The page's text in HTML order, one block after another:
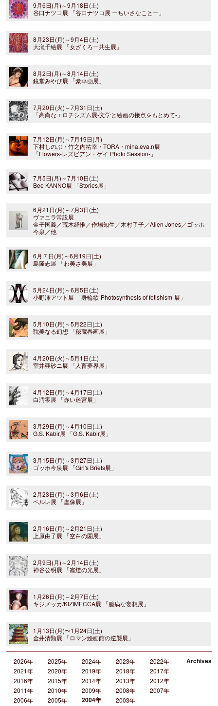
9月6日(月)～9月18日(土)
谷口ナツコ展 「谷口ナツコ展 ーちいさなことー」
8月23日(月)～9月4日(土)
大瀧千絵展 「女ざくろー共生展」
8月2日(月)～8月14日(土)
鏡堂みやび展 「豪華画展」
7月20日(火)～7月31日(土)
「高尚なエロチシズム展-文学と絵画の接点をもとめて-」
7月12日(月)～7月19日(月)
下村しのぶ・竹之内祐幸・TORA・mina.eva.n展
「Flowers-レズビアン・ゲイ Photo Session-」
7月5日(月)～7月10日(土)
Bee KANNO展 「Stories展」
6月21日(月)～7月3日(土)
ヴァニラ常設展
金子国義／荒木経惟／作場知生／木村了子／Allen Jones／ゴッホ
今泉／他
6月７日(月)～6月19日(土)
島隆志展 「わ美さ美展」
5月24日(月)～6月5日(土)
小野澤アツト展 「身輪欲-Photosynthesis of fetishism-展」
5月10日(月)～5月22日(土)
耽美なる幻想 「秘蔵春画展」
4月20日(火)～5月1日(土)
室井亜砂ニ展 「人畜夢界展」
4月12日(月)～4月17日(土)
白汚零展 「赤い迷宮展」
3月29日(月)～4月10日(土)
G.S. Kabir展 「G.S. Kabir展」
3月15日(月)～3月27日(土)
ゴッホ今泉展 「Girl's Briefs展」
2月23日(月)～3月6日(土)
ペルレ展 「虚像展」
2月16日(月)～2月21日(土)
上原由子展 「空白の園展」
2月9日(月)～2月14日(土)
神谷公明展 「龕燈の光展」
1月26日(月)～2月7日(土)
キジメッカ/KIZIMECCA展 「臆病な妄想展」
1月13日(月)〜1月24日(土)
金井清顕展 「ロマン絵画館の逆襲展」
2026年 2025年 2024年 2023年
2022年
2021年
2020年 2019年 2018年
2017年
2016年
2015年 2014年 2013年
2012年
2011年
2010年 2009年 2008年
2007年
2006年
2005年 2004年 2003年
Archives